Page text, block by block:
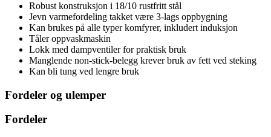
Robust konstruksjon i 18/10 rustfritt stål
Jevn varmefordeling takket være 3-lags oppbygning
Kan brukes på alle typer komfyrer, inkludert induksjon
Tåler oppvaskmaskin
Lokk med dampventiler for praktisk bruk
Manglende non-stick-belegg krever bruk av fett ved steking
Kan bli tung ved lengre bruk
Fordeler og ulemper
Fordeler